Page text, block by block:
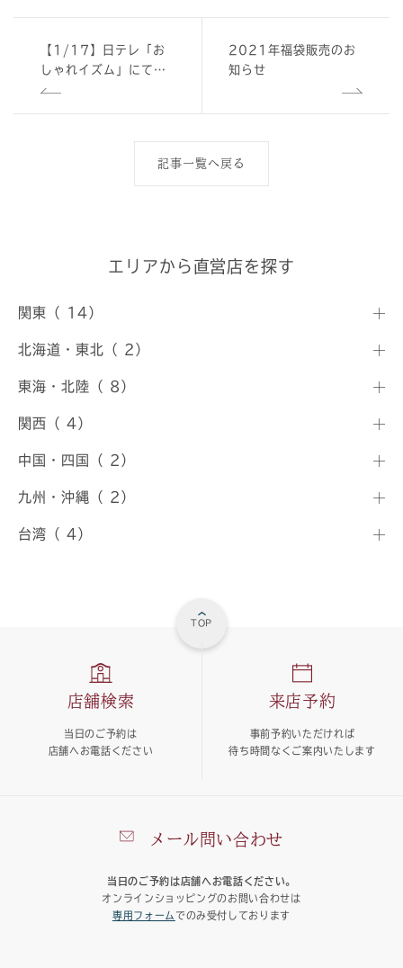
【1/17】日テレ「お
しゃれイズム」にてケ
イウノの手作り指輪が
2021年福袋販売のお
知らせ
記事一覧へ戻る
エリアから直営店を探す
関東（ 14）
北海道・東北（ 2）
東海・北陸（ 8）
関西（ 4）
中国・四国（ 2）
九州・沖縄（ 2）
台湾（ 4）
TOP
メール問い合わせ
当日のご予約は店舗へお電話ください。
オンラインショッピングのお問い合わせは
専用フォーム でのみ受付しております
店舗検索
当日のご予約は
店舗へお電話ください
来店予約
事前予約いただければ
待ち時間なくご案内いたします